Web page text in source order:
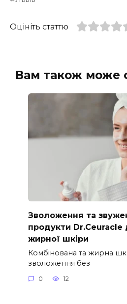
Оцініть статтю
Вам також може
Зволоження та
продукти Dr.Ceuracle
жирної шкіри
Комбінована та жирна
зволоження без
0 12